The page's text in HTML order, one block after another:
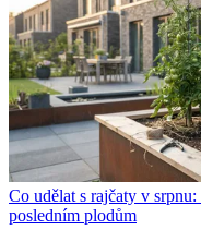
Co udělat s rajčaty v
posledním plodům